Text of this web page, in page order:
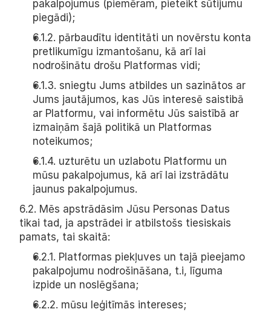
pakalpojumus (piemēram, pieteikt sūtijumu
piegādi);
6.1.2. pārbaudītu identitāti un novērstu konta
pretlikumīgu izmantošanu, kā arī lai
nodrošinātu drošu Platformas vidi;
6.1.3. sniegtu Jums atbildes un sazinātos ar
Jums jautājumos, kas Jūs interesē saistibā
ar Platformu, vai informētu Jūs saistībā ar
izmaiņām šajā politikā un Platformas
noteikumos;
6.1.4. uzturētu un uzlabotu Platformu un
mūsu pakalpojumus, kā arī lai izstrādātu
jaunus pakalpojumus.
6.2. Mēs apstrādāsim Jūsu Personas Datus
tikai tad, ja apstrādei ir atbilstošs tiesiskais
pamats, tai skaitā:
6.2.1. Platformas piekļuves un tajā pieejamo
pakalpojumu nodrošināšana, t.i, līguma
izpide un noslēgšana;
6.2.2. mūsu leģitīmās intereses;